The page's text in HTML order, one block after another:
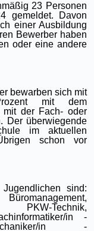
23 Personen
gemeldet. Davon
einer Ausbildung
Bewerber haben
oder eine andere
bewarben sich mit
mit dem
mit der Fach- oder
Der überwiegende
im aktuellen
schon vor
sind:
PKW-Technik,
in -
in -